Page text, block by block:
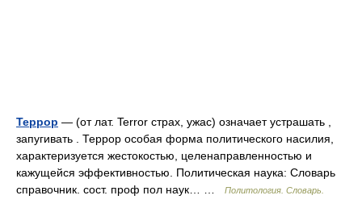
Террор — (от лат. Terror страх, ужас) означает устрашать ,
запугивать . Террор особая форма политического насилия,
характеризуется жестокостью, целенаправленностью и
кажущейся эффективностью. Политическая наука: Словарь
справочник. сост. проф пол наук… …
Политология. Словарь.